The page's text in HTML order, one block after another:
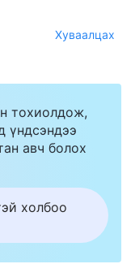
Хуваалцах
тохиолдож,
үндсэндээ
авч болох
холбоо